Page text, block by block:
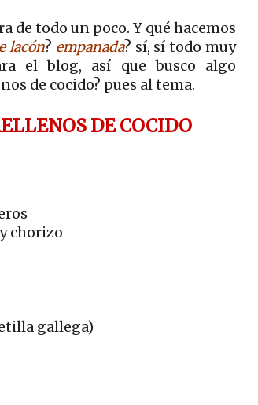
de todo un poco. Y qué hacemos
lacón? empanada? sí, sí todo muy
el blog, así que busco algo
de cocido? pues al tema.
DE COCIDO
chorizo
gallega)